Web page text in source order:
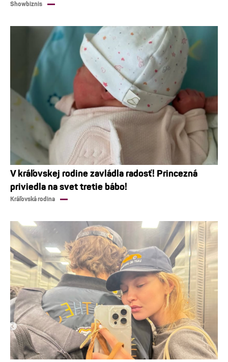
Showbiznis
V kráľovskej rodine zavládla radosť! Princezná
priviedla na svet tretie bábo!
Kráľovská rodina